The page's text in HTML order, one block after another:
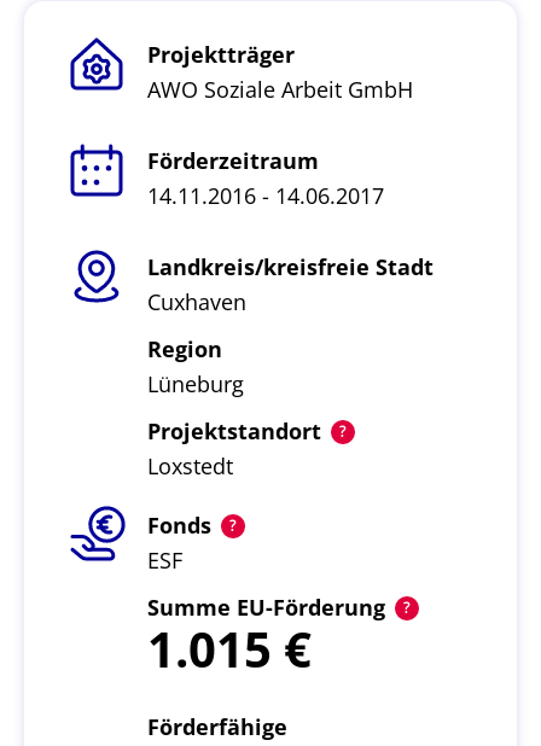
Projektträger
AWO Soziale Arbeit GmbH
Förderzeitraum
14.11.2016 - 14.06.2017
Landkreis/kreisfreie Stadt
Cuxhaven
Region
Lüneburg
Projektstandort
Loxstedt
Fonds
ESF
Summe EU-Förderung
1.015
Förderfähige